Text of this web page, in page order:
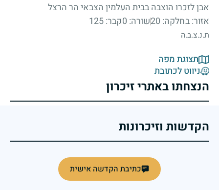
אבן לזכרו הוצבה בבית העלמין הצבאי הר הרצל
אזור: בחלקה: 20 שורה: 0 קבר: 125
ת.נ.צ.ב.ה
תצוגת מפה
ניווט לכתובת
הנצחתו באתרי זיכרון
הקדשות וזיכרונות
כתיבת הקדשה אישית